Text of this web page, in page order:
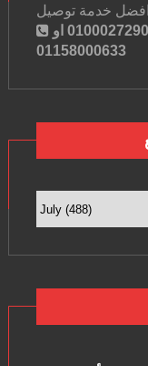
خدمة توصيل
01158000633